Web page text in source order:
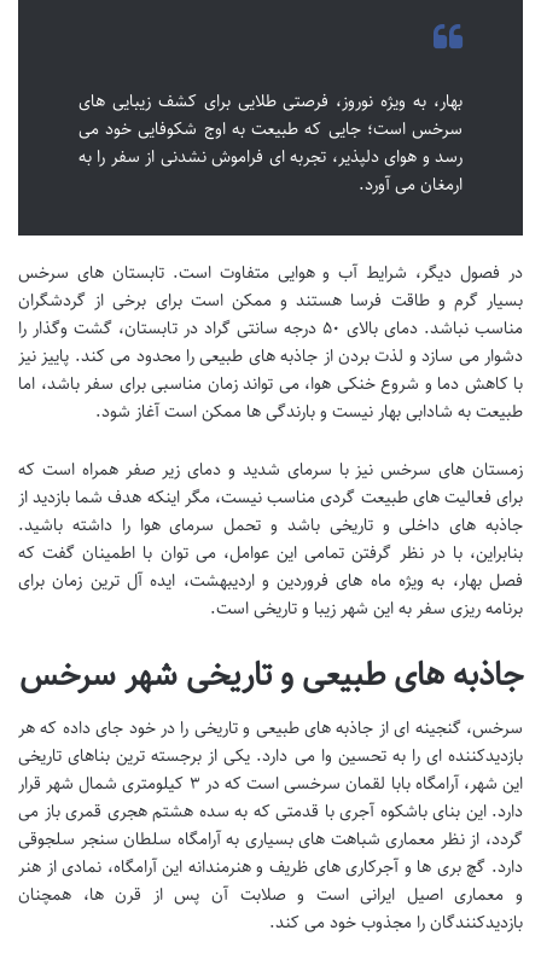
بهار، به ویژه نوروز، فرصتی طلایی برای کشف زیبایی های
سرخس است؛ جایی که طبیعت به اوج شکوفایی خود می
رسد و هوای دلپذیر، تجربه ای فراموش نشدنی از سفر را به
ارمغان می آورد.
در فصول دیگر، شرایط آب و هوایی متفاوت است. تابستان های سرخس
بسیار گرم و طاقت فرسا هستند و ممکن است برای برخی از گردشگران
مناسب نباشد. دمای بالای ۵۰ درجه سانتی گراد در تابستان، گشت وگذار را
دشوار می سازد و لذت بردن از جاذبه های طبیعی را محدود می کند. پاییز نیز
با کاهش دما و شروع خنکی هوا، می تواند زمان مناسبی برای سفر باشد، اما
طبیعت به شادابی بهار نیست و بارندگی ها ممکن است آغاز شود.
زمستان های سرخس نیز با سرمای شدید و دمای زیر صفر همراه است که
برای فعالیت های طبیعت گردی مناسب نیست، مگر اینکه هدف شما بازدید از
جاذبه های داخلی و تاریخی باشد و تحمل سرمای هوا را داشته باشید.
بنابراین، با در نظر گرفتن تمامی این عوامل، می توان با اطمینان گفت که
فصل بهار، به ویژه ماه های فروردین و اردیبهشت، ایده آل ترین زمان برای
برنامه ریزی سفر به این شهر زیبا و تاریخی است.
جاذبه های طبیعی و تاریخی شهر سرخس
سرخس، گنجینه ای از جاذبه های طبیعی و تاریخی را در خود جای داده که هر
بازدیدکننده ای را به تحسین وا می دارد. یکی از برجسته ترین بناهای تاریخی
این شهر، آرامگاه بابا لقمان سرخسی است که در ۳ کیلومتری شمال شهر قرار
دارد. این بنای باشکوه آجری با قدمتی که به سده هشتم هجری قمری باز می
گردد، از نظر معماری شباهت های بسیاری به آرامگاه سلطان سنجر سلجوقی
دارد. گچ بری ها و آجرکاری های ظریف و هنرمندانه این آرامگاه، نمادی از هنر
و معماری اصیل ایرانی است و صلابت آن پس از قرن ها، همچنان
بازدیدکنندگان را مجذوب خود می کند.